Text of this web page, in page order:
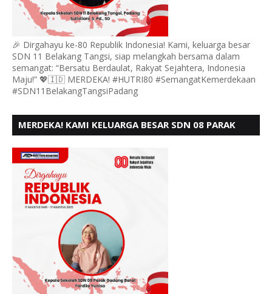
🎉 Dirgahayu ke-80 Republik Indonesia! Kami, keluarga besar
SDN 11 Belakang Tangsi, siap melangkah bersama dalam
semangat: “Bersatu Berdaulat, Rakyat Sejahtera, Indonesia
Maju!” 💖🇮🇩 MERDEKA! #HUTRI80 #SemangatKemerdekaan
#SDN11BelakangTangsiPadang
MERDEKA! KAMI KELUARGA BESAR SDN 08 PARAK
- 80,